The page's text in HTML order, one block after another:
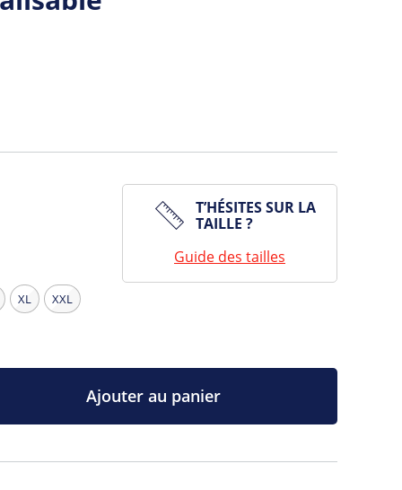
XL XXL
T’HÉSITES SUR LA
TAILLE ?
Guide des tailles
Ajouter au panier